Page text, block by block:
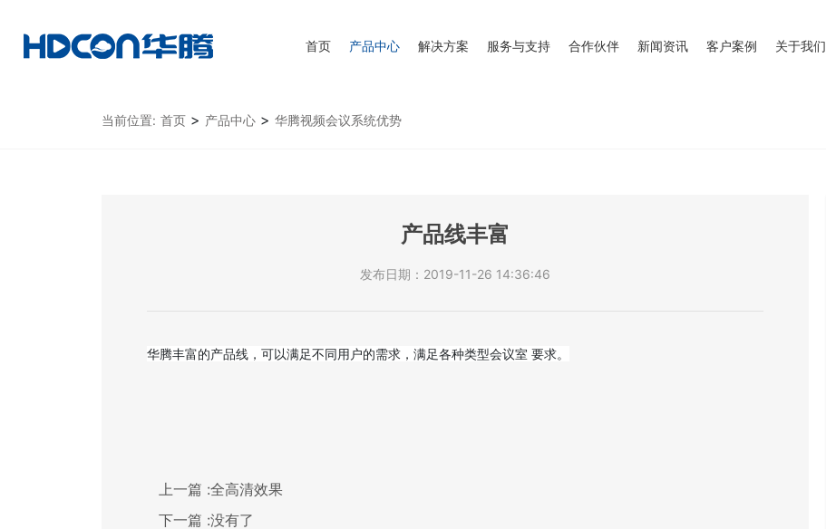
首页 产品中心 解决方案 服务与支持 合作伙伴 新闻资讯 客户案例 关于我们
当前位置: 首页 > 产品中心 > 华腾视频会议系统优势
产品线丰富
发布日期：2019-11-26 14:36:46
华腾丰富的产品线，可以满足不同用户的需求，满足各种类型会议室 要求。
上一篇 :全高清效果
下一篇 :没有了